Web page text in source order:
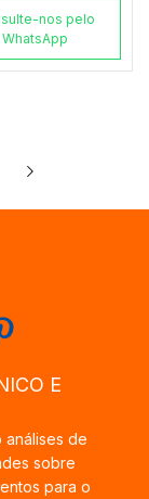
54 X
nos pelo
WhatsApp
E
análises de
sobre
para o